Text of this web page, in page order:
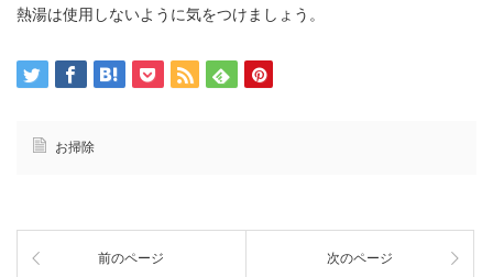
熱湯は使用しないように気をつけましょう。
お掃除
前のページ 次のページ